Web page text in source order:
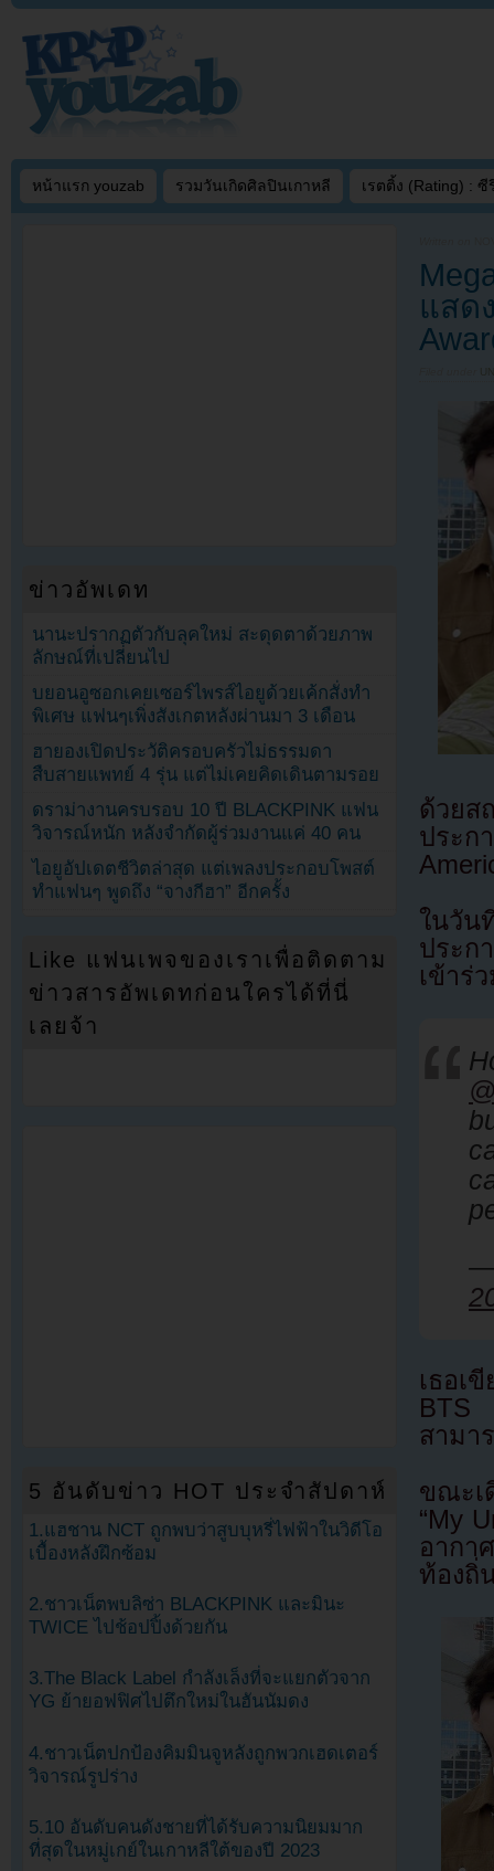
หน้าแรก youzab รวมวันเกิดศิลปินเกาหลี เรตติ้ง (Rating) : ซี
แสด
ด้วย
ประ
ในวั
ประก
เข้าร่
—
เธอเ
BTS
สามา
ขณะเ
“My
อากา
ท้องถิ่
ข่าวอัพเดท
นานะปรากฏตัวกับลุคใหม่ สะดุดตาด้วยภาพ
ลักษณ์ที่เปลี่ยนไป
บยอนอูซอกเคยเซอร์ไพรส์ไอยูด้วยเค้กสั่งทำ
พิเศษ แฟนๆเพิ่งสังเกตหลังผ่านมา 3 เดือน
ฮายองเปิดประวัติครอบครัวไม่ธรรมดา
สืบสายแพทย์ 4 รุ่น แต่ไม่เคยคิดเดินตามรอย
ดราม่างานครบรอบ 10 ปี BLACKPINK แฟน
วิจารณ์หนัก หลังจำกัดผู้ร่วมงานแค่ 40 คน
ไอยูอัปเดตชีวิตล่าสุด แต่เพลงประกอบโพสต์
ทำแฟนๆ พูดถึง “จางกีฮา” อีกครั้ง
Like แฟนเพจของเราเพื่อติดตาม
ข่าวสารอัพเดทก่อนใครได้ที่นี่
เลยจ้า
5 อันดับข่าว HOT ประจำสัปดาห์
1.แฮชาน NCT ถูกพบว่าสูบบุหรี่ไฟฟ้าในวิดีโอ
เบื้องหลังฝึกซ้อม
2.ชาวเน็ตพบลิซ่า BLACKPINK และมินะ
TWICE ไปช้อปปิ้งด้วยกัน
3.The Black Label กำลังเล็งที่จะแยกตัวจาก
YG ย้ายอฟฟิศไปตึกใหม่ในฮันนัมดง
4.ชาวเน็ตปกป้องคิมมินจูหลังถูกพวกเฮดเตอร์
วิจารณ์รูปร่าง
5.10 อันดับคนดังชายที่ได้รับความนิยมมาก
ที่สุดในหมู่เกย์ในเกาหลีใต้ของปี 2023